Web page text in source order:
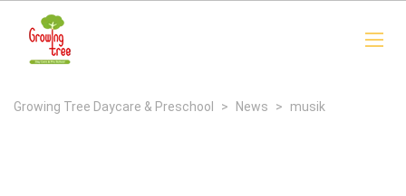
Growing Tree Daycare & Preschool > News > musik